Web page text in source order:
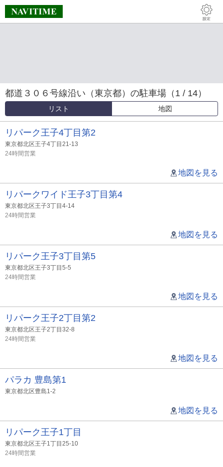
都道３０６号線沿い（東京都）の駐車場（1 / 14）
リスト 地図
リパーク王子4丁目第2
東京都北区王子4丁目21-13
24時間営業
地図を見る
リパークワイド王子3丁目第4
東京都北区王子3丁目4-14
24時間営業
地図を見る
リパーク王子3丁目第5
東京都北区王子3丁目5-5
24時間営業
地図を見る
リパーク王子2丁目第2
東京都北区王子2丁目32-8
24時間営業
地図を見る
パラカ 豊島第1
東京都北区豊島1-2
地図を見る
リパーク王子1丁目
東京都北区王子1丁目25-10
24時間営業